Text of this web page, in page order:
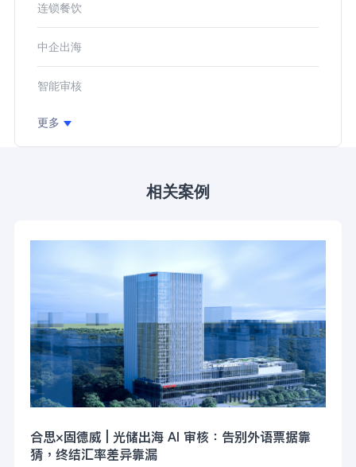
连锁餐饮
中企出海
智能审核
更多
相关案例
合思×固德威 | 光储出海 AI 审核：告别外语票据靠
猜，终结汇率差异靠漏